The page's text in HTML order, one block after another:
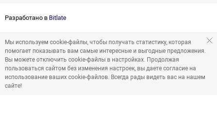
Разработано в Bitlate
Мы используем cookie-файлы, чтобы получать статистику, которая
помогает показывать вам самые интересные и выгодные предложения.
Вы можете отключить cookie-файлы в настройках. Продолжая
пользоваться сайтом без изменения настроек, вы даете согласие на
использование ваших cookie-файлов. Всегда рады видеть вас на нашем
сайте!